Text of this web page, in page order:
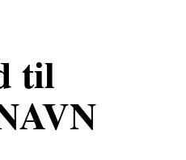
til